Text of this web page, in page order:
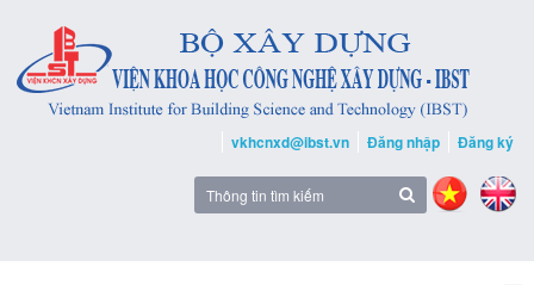
vkhcnxd@ibst.vn Đăng nhập Đăng ký